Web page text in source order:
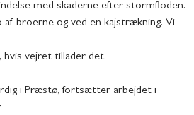
med skaderne efter stormfloden.
broerne og ved en kajstrækning. Vi
vejret tillader det.
i Præstø, fortsætter arbejdet i